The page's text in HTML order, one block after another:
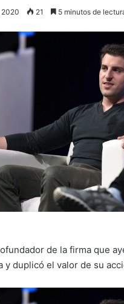
2020 21 5 minutos de
de la firma que
y duplicó el valor de su